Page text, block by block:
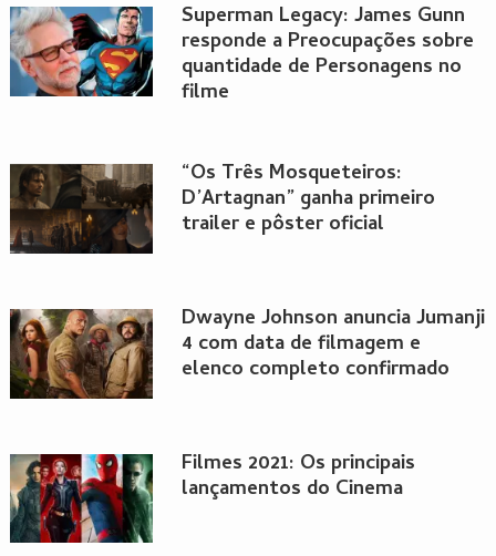
Superman Legacy: James Gunn
responde a Preocupações sobre
quantidade de Personagens no
filme
“Os Três Mosqueteiros:
D’Artagnan” ganha primeiro
trailer e pôster oficial
Dwayne Johnson anuncia Jumanji
4 com data de filmagem e
elenco completo confirmado
Filmes 2021: Os principais
lançamentos do Cinema